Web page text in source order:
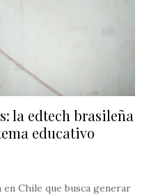
la edtech brasileña
educativo
Chile que busca generar